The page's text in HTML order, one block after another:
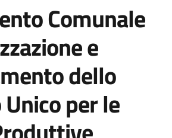
Comunale
e
dello
per le